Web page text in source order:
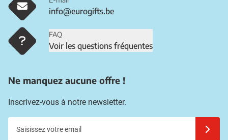
info@eurogifts.be
FAQ
Voir les questions fréquentes
Ne manquez aucune offre !
Inscrivez-vous à notre newsletter.